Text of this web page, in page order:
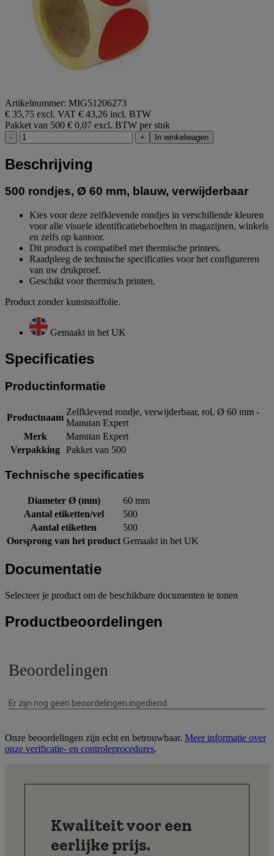
Artikelnummer: MIG51206273
€ 35,75 excl. VAT € 43,26 incl. BTW
Pakket van 500 € 0,07 excl. BTW per stuk
- + In winkelwagen
Beschrijving
500 rondjes, Ø 60 mm, blauw, verwijderbaar
Kies voor deze zelfklevende rondjes in verschillende kleuren
voor alle visuele identificatiebehoeften in magazijnen, winkels
en zelfs op kantoor.
Dit product is compatibel met thermische printers.
Raadpleeg de technische specificaties voor het configureren
van uw drukproef.
Geschikt voor thermisch printen.
Product zonder kunststoffolie.
Gemaakt in het UK
Specificaties
Productinformatie
Productnaam
Zelfklevend rondje, verwijderbaar, rol, Ø 60 mm -
Manutan Expert
Merk
Manutan Expert
Verpakking Pakket van 500
Technische specificaties
Diameter Ø (mm)
60 mm
Aantal etiketten/vel
500
Aantal etiketten
500
Oorsprong van het product Gemaakt in het UK
Documentatie
Selecteer je product om de beschikbare documenten te tonen
Productbeoordelingen
Onze beoordelingen zijn echt en betrouwbaar. Meer informatie over
onze verificatie- en controleprocedures.
Kwaliteit voor een
eerlijke prijs.